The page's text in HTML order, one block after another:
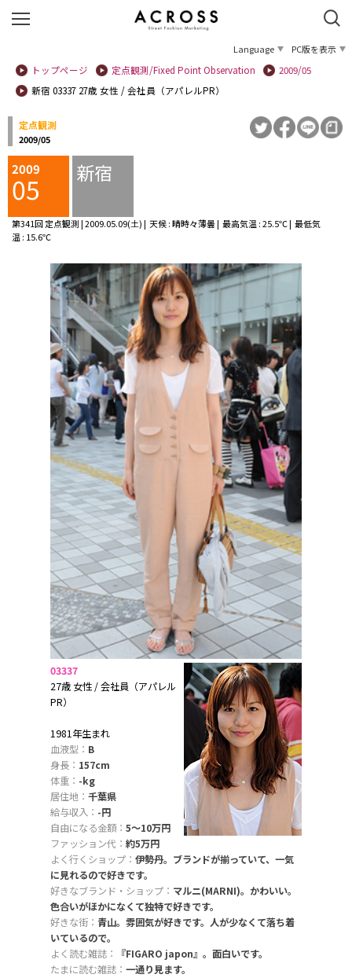
Language
PC版を表示
トップページ
定点観測/Fixed Point Observation
2009/05
新宿 03337 27歳 女性 / 会社員（アパレルPR）
定点観測
2009/05
2009
05 新宿
第341回 定点観測 | 2009.05.09(土) | 天候 : 晴時々薄曇 | 最高気温 : 25.5℃ | 最低気
温 : 15.6℃
03337
27歳 女性 / 会社員（アパレル
PR）
1981年生まれ
血液型： B
身長： 157cm
体重： -kg
居住地： 千葉県
給与収入： -円
自由になる金額： 5〜10万円
ファッション代： 約5万円
よく行くショップ： 伊勢丹。ブランドが揃っていて、一気
に見れるので好きです。
好きなブランド・ショップ： マルニ(MARNI)。かわいい。
色合いがほかになくて独特で好きです。
好きな街： 青山。雰囲気が好きです。人が少なくて落ち着
いているので。
よく読む雑誌：
『FIGARO japon』。面白いです。
たまに読む雑誌： 一通り見ます。